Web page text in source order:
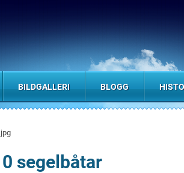
segelbåtar
BILDGALLERI BLOGG